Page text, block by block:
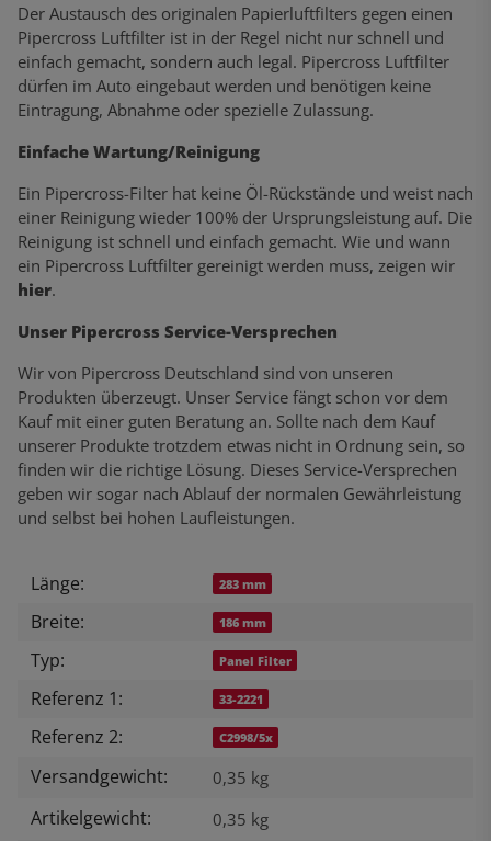
Der Austausch des originalen Papierluftfilters gegen einen
Pipercross Luftfilter ist in der Regel nicht nur schnell und
einfach gemacht, sondern auch legal. Pipercross Luftfilter
dürfen im Auto eingebaut werden und benötigen keine
Eintragung, Abnahme oder spezielle Zulassung.
Einfache Wartung/Reinigung
Ein Pipercross-Filter hat keine Öl-Rückstände und weist nach
einer Reinigung wieder 100% der Ursprungsleistung auf. Die
Reinigung ist schnell und einfach gemacht. Wie und wann
ein Pipercross Luftfilter gereinigt werden muss, zeigen wir
hier.
Unser Pipercross Service-Versprechen
Wir von Pipercross Deutschland sind von unseren
Produkten überzeugt. Unser Service fängt schon vor dem
Kauf mit einer guten Beratung an. Sollte nach dem Kauf
unserer Produkte trotzdem etwas nicht in Ordnung sein, so
finden wir die richtige Lösung. Dieses Service-Versprechen
geben wir sogar nach Ablauf der normalen Gewährleistung
und selbst bei hohen Laufleistungen.
Produkteigenschaft
Wert
Länge: 283 mm
Breite: 186 mm
Typ: Panel Filter
Referenz 1: 33-2221
Referenz 2: C2998/5x
Versandgewicht: 0,35 kg
Artikelgewicht: 0,35 kg